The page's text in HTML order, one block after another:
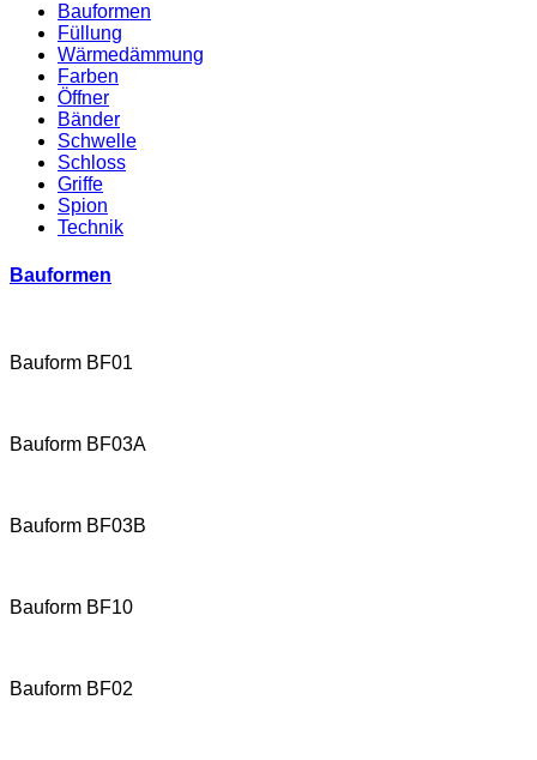
Bauformen
Füllung
Wärmedämmung
Farben
Öffner
Bänder
Schwelle
Schloss
Griffe
Spion
Technik
Bauformen
Bauform BF01
Bauform BF03A
Bauform BF03B
Bauform BF10
Bauform BF02